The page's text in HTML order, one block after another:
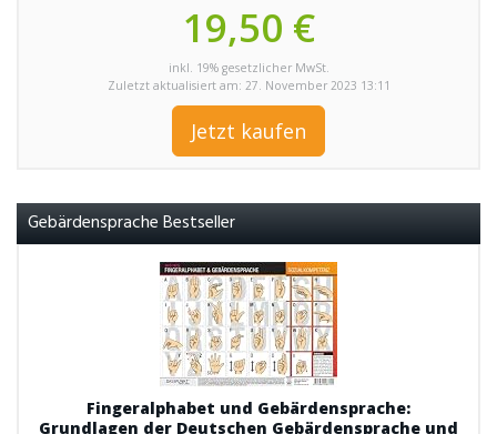
19,50 €
inkl. 19% gesetzlicher MwSt.
Zuletzt aktualisiert am: 27. November 2023 13:11
Jetzt kaufen
Gebärdensprache Bestseller
Fingeralphabet und Gebärdensprache:
Grundlagen der Deutschen Gebärdensprache und